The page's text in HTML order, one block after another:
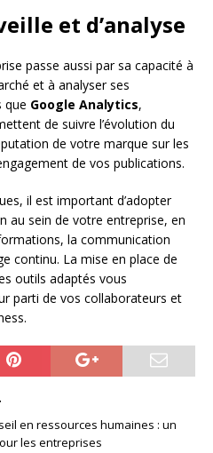
et d’analyse
passe aussi par sa capacité à
et à analyser ses
que Google Analytics,
de suivre l’évolution du
de votre marque sur les
de vos publications.
il est important d’adopter
au sein de votre entreprise, en
la communication
continu. La mise en place de
outils adaptés vous
parti de vos collaborateurs et
en ressources humaines : un
les entreprises